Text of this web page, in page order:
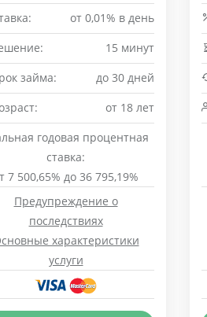
от 0,01% в день
15 минут
займа:
до 30 дней
от 18 лет
годовая процентная
ставка:
7 500,65% до 36 795,19%
Предупреждение о
последствиях
характеристики
услуги